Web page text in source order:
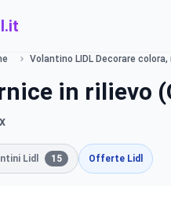
Volantino LIDL Decorare
in rilievo
Lidl 15 Offerte Lidl